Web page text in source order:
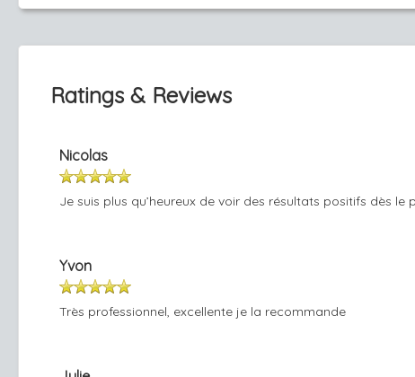
Ratings & Reviews
Nicolas
Je suis plus qu’heureux de voir des résultats positifs dès
Yvon
Très professionnel, excellente je la recommande